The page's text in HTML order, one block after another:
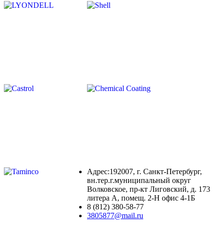
Адрес:192007, г. Санкт-Петербург,
вн.тер.г.муниципальный округ
Волковское, пр-кт Лиговский, д. 173
литера А, помещ. 2-Н офис 4-1Б
8 (812) 380-58-77
3805877@mail.ru